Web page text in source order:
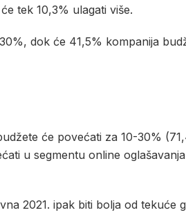
tek 10,3% ulagati više.
dok će 41,5% kompanija
će povećati za 10-30%
u segmentu online
2021. ipak biti bolja od tekuće